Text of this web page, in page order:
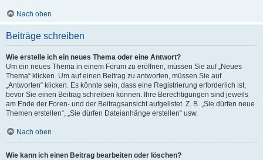
Nach oben
Beiträge schreiben
Wie erstelle ich ein neues Thema oder eine Antwort?
Um ein neues Thema in einem Forum zu eröffnen, müssen Sie auf „Neues
Thema“ klicken. Um auf einen Beitrag zu antworten, müssen Sie auf
„Antworten“ klicken. Es könnte sein, dass eine Registrierung erforderlich ist,
bevor Sie einen Beitrag schreiben können. Ihre Berechtigungen sind jeweils
am Ende der Foren- und der Beitragsansicht aufgelistet. Z. B. „Sie dürfen neue
Themen erstellen“, „Sie dürfen Dateianhänge erstellen“ usw.
Nach oben
Wie kann ich einen Beitrag bearbeiten oder löschen?